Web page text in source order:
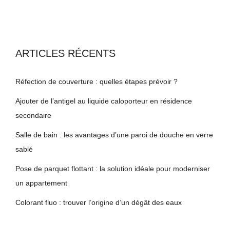
ARTICLES RÉCENTS
Réfection de couverture : quelles étapes prévoir ?
Ajouter de l’antigel au liquide caloporteur en résidence
secondaire
Salle de bain : les avantages d’une paroi de douche en verre
sablé
Pose de parquet flottant : la solution idéale pour moderniser
un appartement
Colorant fluo : trouver l’origine d’un dégât des eaux